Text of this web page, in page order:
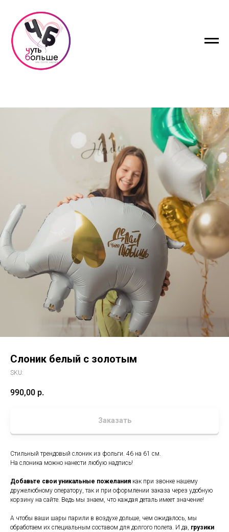
Слоник белый с золотым
SKU:
990,00 р.
Заказать
Стильный трендовый слоник из фольги. 46 на 61 см.
На слоника можно нанести любую надпись!
Добавьте свои уникальные пожелания как при звонке нашему
дружелюбному оператору, так и при оформлении заказа через удобную
корзину на сайте. Ведь мы знаем, что каждая деталь имеет значение!
А чтобы ваши шары парили в воздухе дольше, чем ожидалось, мы
обработаем их специальным составом для долгого полета. И да, грузики